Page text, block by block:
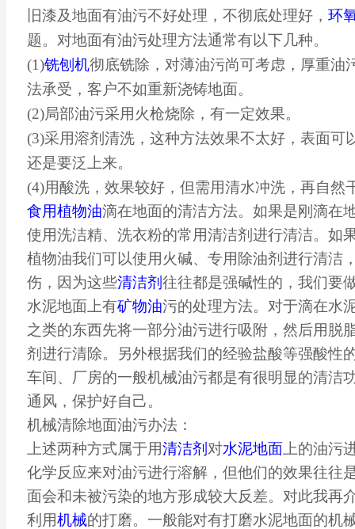
旧漆及地面有油污不好处理，不彻底处理好， 环
题。对地面有油污处理方法通常有以下几种。
(1)铣刨机彻底铣除，对薄油污尚可考虑，厚重油
法承受，客户不如重新浇铸地面。
(2)局部油污采用火枪烧除，有一定效果。
(3)采用溶剂清洗，这种方法效果不太好，表面可
还是要泛上来。
(4)用酸洗，效果较好，但需用清水冲洗，再自然
食用植物油滴在地面的清洁方法。如果是刚滴在
使用洗洁精、洗衣粉的常用清洁剂进行清洁。如
植物油我们可以使用火碱、专用除油剂进行清洁
伤，因为这些清洁剂往往都是强碱性的，我们要
水泥地面上有矿物油污的处理方法。对于滴在水
之类的东西先将一部分油污进行吸附，然后用脱
剂进行清除。另外根据我们的经验盐酸等强酸性
车间、厂房的一般机械油污都是有很明显的清洁
通风，保护好自己。
机械清除地面油污办法：
上述两种方式属于用清洁剂 对水泥地面 上的油污
化学反应来对油污进行溶解，但他们的效果往往
面会和未被污染的地方形成较大反差。对此我再
利用机械的打磨。一般能对有打磨水泥地面的机